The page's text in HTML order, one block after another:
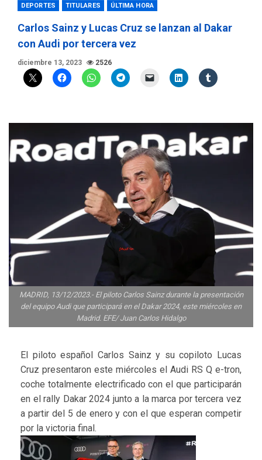
DEPORTES TITULARES ÚLTIMA HORA
Carlos Sainz y Lucas Cruz se lanzan al Dakar
con Audi por tercera vez
diciembre 13, 2023 2526
MADRID, 13/12/2023.- El piloto Carlos Sainz durante la presentación
del equipo Audi que participará en el Dakar 2024, este miércoles en
Madrid. EFE/ Juan Carlos Hidalgo
El piloto español Carlos Sainz y su copiloto Lucas
Cruz presentaron este miércoles el Audi RS Q e-tron,
coche totalmente electrificado con el que participarán
en el rally Dakar 2024 junto a la marca por tercera vez
a partir del 5 de enero y con el que esperan competir
por la victoria final.